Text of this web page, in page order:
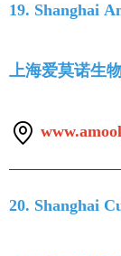
19. Shanghai
上海爱莫诺生
20. Shanghai